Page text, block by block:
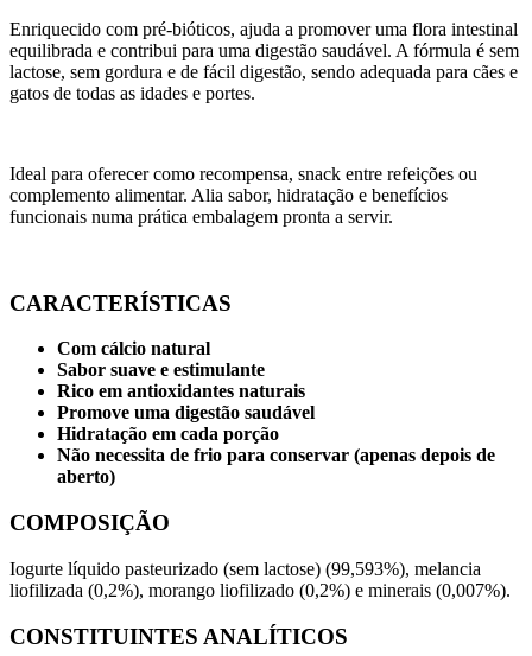
Enriquecido com pré-bióticos, ajuda a promover uma flora intestinal
equilibrada e contribui para uma digestão saudável. A fórmula é sem
lactose, sem gordura e de fácil digestão, sendo adequada para cães e
gatos de todas as idades e portes.
Ideal para oferecer como recompensa, snack entre refeições ou
complemento alimentar. Alia sabor, hidratação e benefícios
funcionais numa prática embalagem pronta a servir.
CARACTERÍSTICAS
Com cálcio natural
Sabor suave e estimulante
Rico em antioxidantes naturais
Promove uma digestão saudável
Hidratação em cada porção
Não necessita de frio para conservar (apenas depois de
aberto)
COMPOSIÇÃO
Iogurte líquido pasteurizado (sem lactose) (99,593%), melancia
liofilizada (0,2%), morango liofilizado (0,2%) e minerais (0,007%).
CONSTITUINTES ANALÍTICOS